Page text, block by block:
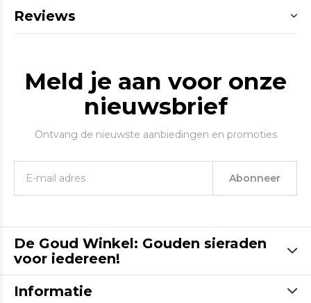
Reviews
Meld je aan voor onze
nieuwsbrief
Ontvang de nieuwste aanbiedingen en promoties
Abonneer
De Goud Winkel: Gouden sieraden
voor iedereen!
Informatie